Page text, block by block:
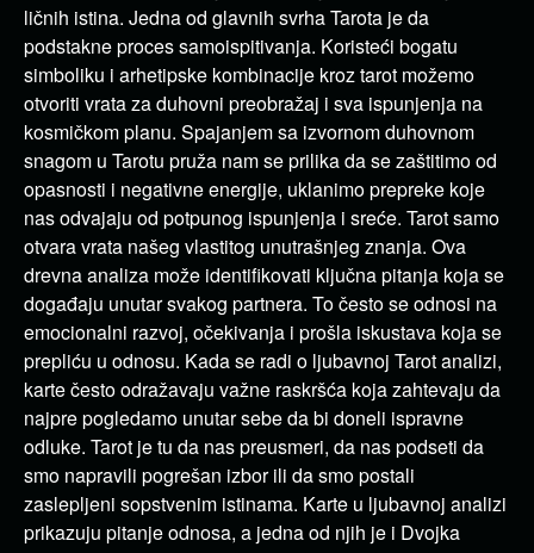
ličnih istina. Jedna od glavnih svrha Tarota je da
podstakne proces samoispitivanja. Koristeći bogatu
simboliku i arhetipske kombinacije kroz tarot možemo
otvoriti vrata za duhovni preobražaj i sva ispunjenja na
kosmičkom planu. Spajanjem sa izvornom duhovnom
snagom u Tarotu pruža nam se prilika da se zaštitimo od
opasnosti i negativne energije, uklanimo prepreke koje
nas odvajaju od potpunog ispunjenja i sreće. Tarot samo
otvara vrata našeg vlastitog unutrašnjeg znanja. Ova
drevna analiza može identifikovati ključna pitanja koja se
događaju unutar svakog partnera. To često se odnosi na
emocionalni razvoj, očekivanja i prošla iskustava koja se
prepliću u odnosu. Kada se radi o ljubavnoj Tarot analizi,
karte često odražavaju važne raskršća koja zahtevaju da
najpre pogledamo unutar sebe da bi doneli ispravne
odluke. Tarot je tu da nas preusmeri, da nas podseti da
smo napravili pogrešan izbor ili da smo postali
zaslepljeni sopstvenim istinama. Karte u ljubavnoj analizi
prikazuju pitanje odnosa, a jedna od njih je i Dvojka